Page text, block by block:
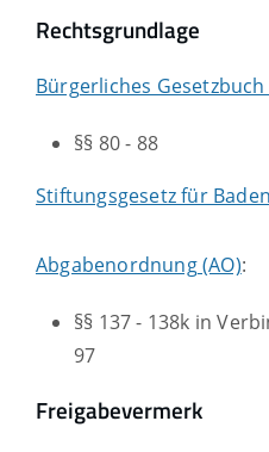
Rechtsgrundlage
Bürgerliches Gesetzbuch
§§ 80 - 88
Stiftungsgesetz für
Abgabenordnung (AO):
§§ 137 - 138k in
97
Freigabevermerk